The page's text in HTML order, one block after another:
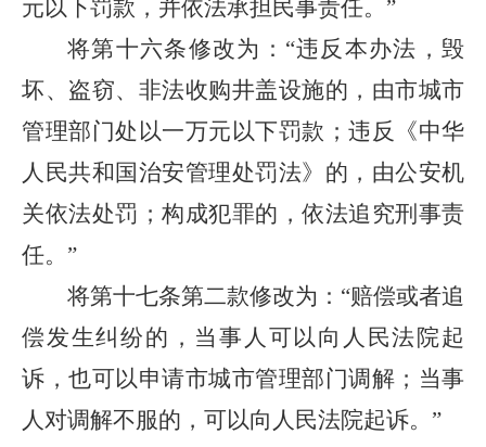
元以下罚款，并依法承担民事责任。”
将第十六条修改为：“违反本办法，毁
坏、盗窃、非法收购井盖设施的，由市城市
管理部门处以一万元以下罚款；违反《中华
人民共和国治安管理处罚法》的，由公安机
关依法处罚；构成犯罪的，依法追究刑事责
任。”
将第十七条第二款修改为：“赔偿或者追
偿发生纠纷的，当事人可以向人民法院起
诉，也可以申请市城市管理部门调解；当事
人对调解不服的，可以向人民法院起诉。”